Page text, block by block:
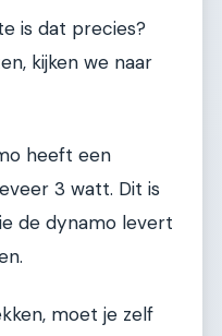
is dat precies?
kijken we naar
heeft een
3 watt. Dit is
de dynamo levert
moet je zelf